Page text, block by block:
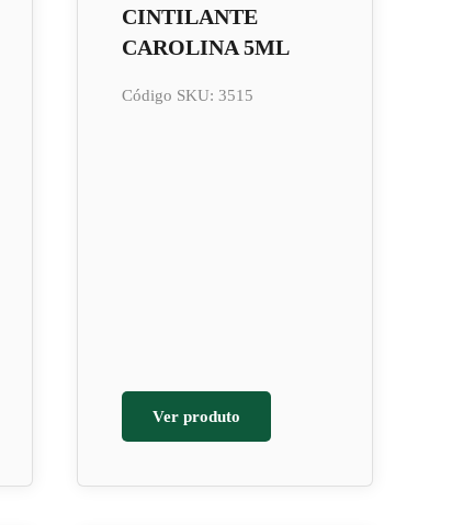
CINTILANTE
CAROLINA 5ML
Código SKU: 3515
Ver produto